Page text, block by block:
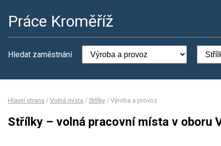
Práce Kroměříž
Hledat zaměstnání
Hlavní strana / Volná místa / Střílky / Výroba a provoz
Střílky – volná pracovní místa v oboru